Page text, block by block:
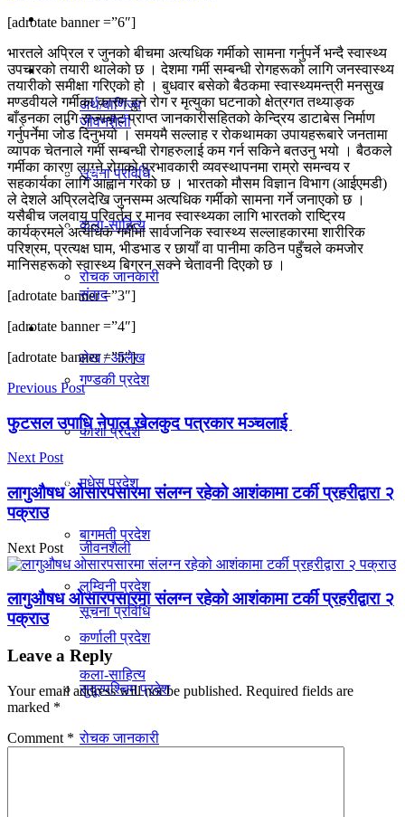
खेलकुद समाचार
विविध
जीवनशैली
सूचना प्रविधि
कला-साहित्य
रोचक जानकारी
प्रदेश
गण्डकी प्रदेश
काेशी प्रदेश
मधेस प्रदेश
बागमती प्रदेश
लुम्विनी प्रदेश
कर्णाली प्रदेश
सुदूरपश्चिम प्रदेश
अर्थ/वाणिज्य
धर्म/संस्कृति
विचार
संवाद
लेख / आलेख
खेलकुद समाचार
विविध
जीवनशैली
सूचना प्रविधि
कला-साहित्य
रोचक जानकारी
[adrotate banner =”6″]
भारतले अप्रिल र जुनको बीचमा अत्यधिक गर्मीको सामना गर्नुपर्ने भन्दै स्वास्थ्य
उपचारको तयारी थालेको छ । देशमा गर्मी सम्बन्धी रोगहरूको लागि जनस्वास्थ्य
तयारीको समीक्षा गरिएको हो । बुधवार बसेको बैठकमा स्वास्थ्यमन्त्री मनसुख
मण्डवीयले गर्मीका कारण हुने रोग र मृत्युका घटनाको क्षेत्रगत तथ्याङ्क
बाँड्नका लागि राज्यबाट प्राप्त जानकारीसहितको केन्द्रिय डाटाबेस निर्माण
गर्नुपर्नेमा जोड दिनुभयो । समयमै सल्लाह र रोकथामका उपायहरूबारे जनतामा
व्यापक चेतनाले गर्मी सम्बन्धी रोगहरुलाई कम गर्न सकिने बतउनु भयो । बैठकले
गर्मीका कारण लाग्ने रोगको प्रभावकारी व्यवस्थापनमा राम्रो समन्वय र
सहकार्यका लागि आह्वान गरेको छ । भारतको मौसम विज्ञान विभाग (आईएमडी)
ले देशले अप्रिलदेखि जुनसम्म अत्यधिक गर्मीको सामना गर्ने जनाएको छ ।
यसैबीच जलवायु परिवर्तन र मानव स्वास्थ्यका लागि भारतको राष्ट्रिय
कार्यक्रमले अत्यधिक गर्मीमा सार्वजनिक स्वास्थ्य सल्लाहकारमा शारीरिक
परिश्रम, प्रत्यक्ष घाम, भीडभाड र छायाँ वा पानीमा कठिन पहुँचले कमजोर
मानिसहरूको स्वास्थ्य बिग्रन सक्ने चेतावनी दिएको छ ।
[adrotate banner =”3″]
[adrotate banner =”4″]
[adrotate banner =”5″]
Previous Post
फुटसल उपाधि नेपाल खेलकुद पत्रकार मञ्चलाई
Next Post
लागुऔषध ओसारपसारमा संलग्न रहेको आशंकामा टर्की प्रहरीद्वारा २
पक्राउ
Next Post
लागुऔषध ओसारपसारमा संलग्न रहेको आशंकामा टर्की प्रहरीद्वारा २
पक्राउ
Leave a Reply
Your email address will not be published. Required fields are
marked *
Comment *